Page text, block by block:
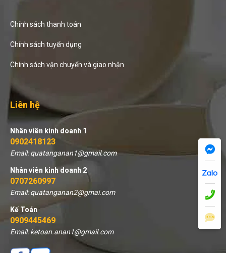
Chính sách thanh toán
Chính sách tuyển dụng
Chính sách vận chuyển và giao nhận
Liên hệ
Nhân viên kinh doanh 1
0902418123
Email: quatanganan1@gmail.com
Nhân viên kinh doanh 2
0707260997
Email: quatanganan2@gmai.com
Kế Toán
0909445469
Email: ketoan.anan1@gmail.com